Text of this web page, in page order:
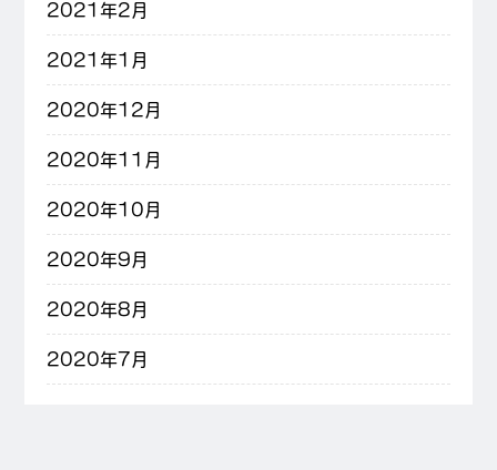
2021年2月
2021年1月
2020年12月
2020年11月
2020年10月
2020年9月
2020年8月
2020年7月